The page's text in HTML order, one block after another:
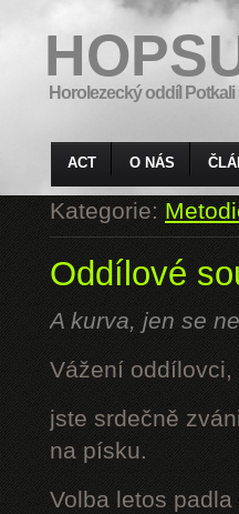
Horolezecký oddíl
ACT O NÁS
Kategorie:
Oddílové
A kurva, jen se
Vážení oddílovci,
jste srdečně
na písku.
Volba letos